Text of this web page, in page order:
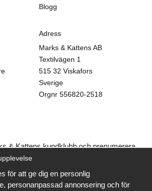
Blogg
Adress
Marks & Kattens AB
Textilvägen 1
515 32 Viskafors
Sverige
Orgnr 556820-2518
& Kattens kundklubb och prenumerera
så kan du ladda ner många mönster
vilka som ärgratis när du är
för att ge dig en personlig
personanpassad annonsering och för